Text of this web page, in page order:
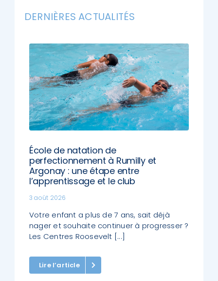
DERNIÈRES ACTUALITÉS
École de natation de
perfectionnement à Rumilly et
Argonay : une étape entre
l’apprentissage et le club
3 août 2026
Votre enfant a plus de 7 ans, sait déjà
nager et souhaite continuer à progresser ?
Les Centres Roosevelt [...]
Lire l’article